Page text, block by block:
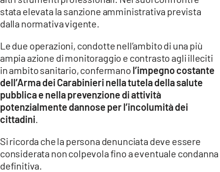
stata elevata la sanzione amministrativa prevista
dalla normativa vigente.
Le due operazioni, condotte nell’ambito di una più
ampia azione di monitoraggio e contrasto agli illeciti
in ambito sanitario, confermano l’impegno costante
dell’Arma dei Carabinieri nella tutela della salute
pubblica e nella prevenzione di attività
potenzialmente dannose per l’incolumità dei
cittadini.
Si ricorda che la persona denunciata deve essere
considerata non colpevola fino a eventuale condanna
definitiva.